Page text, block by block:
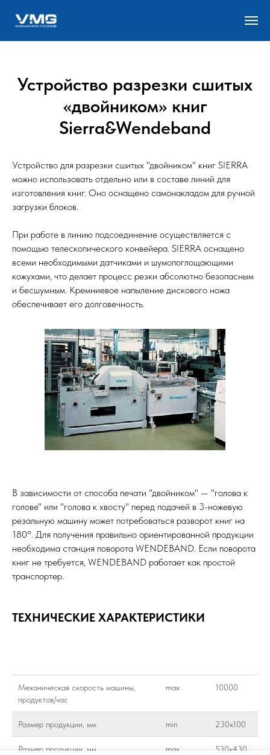
Устройство разрезки сшитых
«двойником» книг
Sierra&Wendeband
Устройство для разрезки сшитых "двойником" книг SIERRA
можно использовать отдельно или в составе линий для
изготовления книг. Оно оснащено самонакладом для ручной
загрузки блоков.
При работе в линию подсоединение осуществляется с
помощью телескопического конвейера. SIERRA оснащено
всеми необходимыми датчиками и шумопоглощающими
кожухами, что делает процесс резки абсолютно безопасным
и бесшумным. Кремниевое напыление дискового ножа
обеспечивает его долговечность.
В зависимости от способа печати "двойником" — "голова к
голове" или "голова к хвосту" перед подачей в 3-ножевую
резальную машину может потребоваться разворот книг на
180°. Для получения правильно ориентированной продукции
необходима станция поворота WENDEBAND. Если поворота
книг не требуется, WENDEBAND работает как простой
транспортер.
ТЕХНИЧЕСКИЕ ХАРАКТЕРИСТИКИ
Механическая скорость машины,
продуктов/час
max 10000
Размер продукции, мм min 230х100
Размер продукции, мм max 530х430